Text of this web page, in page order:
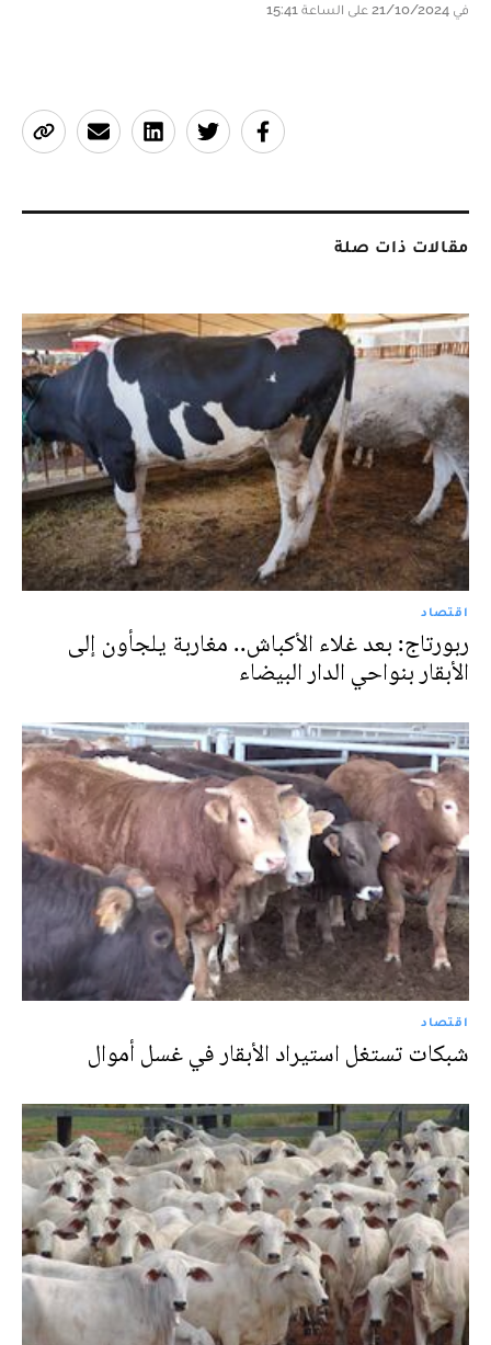
في 21/10/2024 على الساعة 15:41
مقالات ذات صلة
اقتصاد
ربورتاج: بعد غلاء الأكباش.. مغاربة يلجأون إلى
الأبقار بنواحي الدار البيضاء
اقتصاد
شبكات تستغل استيراد الأبقار في غسل أموال